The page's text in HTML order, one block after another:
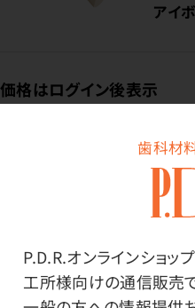
歯科材
P.D.R.オンラインショッ
工所様向けの通信販売で
アイ
価格はログイン後表示
商